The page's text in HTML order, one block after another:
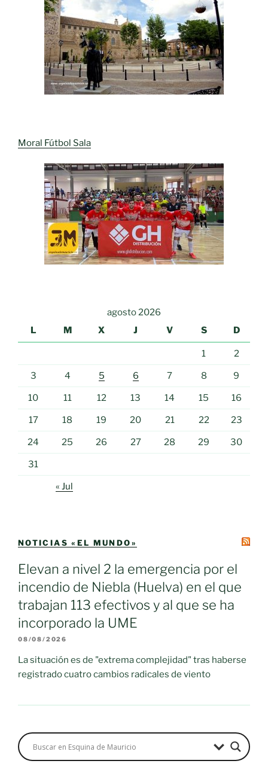
Moral Fútbol Sala
agosto 2026
L
M X J V S D
1 2
3 4 5 6 7 8 9
10 11 12 13 14 15 16
17 18 19 20 21 22 23
24 25 26 27 28 29 30
31
« Jul
NOTICIAS «EL MUNDO»
Elevan a nivel 2 la emergencia por el
incendio de Niebla (Huelva) en el que
trabajan 113 efectivos y al que se ha
incorporado la UME
08/08/2026
La situación es de "extrema complejidad" tras haberse
registrado cuatro cambios radicales de viento